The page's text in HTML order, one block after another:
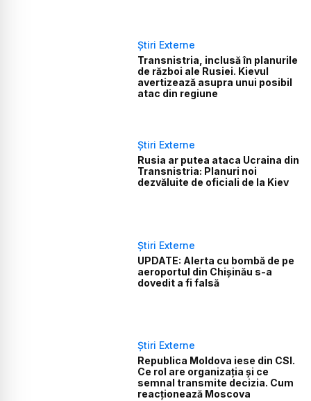
Știri Externe
Transnistria, inclusă în planurile
de război ale Rusiei. Kievul
avertizează asupra unui posibil
atac din regiune
Știri Externe
Rusia ar putea ataca Ucraina din
Transnistria: Planuri noi
dezvăluite de oficiali de la Kiev
Știri Externe
UPDATE: Alerta cu bombă de pe
aeroportul din Chișinău s-a
dovedit a fi falsă
Știri Externe
Republica Moldova iese din CSI.
Ce rol are organizația și ce
semnal transmite decizia. Cum
reacționează Moscova